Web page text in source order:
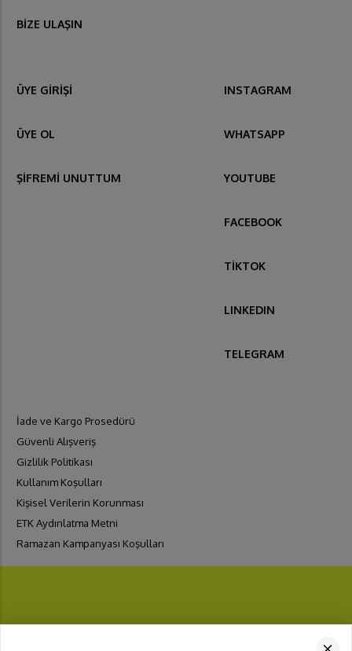
BİZE ULAŞIN
ÜYE GİRİŞİ
ÜYE OL
ŞİFREMİ UNUTTUM
INSTAGRAM
WHATSAPP
YOUTUBE
FACEBOOK
TİKTOK
LINKEDIN
TELEGRAM
İade ve Kargo Prosedürü
Güvenli Alışveriş
Gizlilik Politikası
Kullanım Koşulları
Kişisel Verilerin Korunması
ETK Aydınlatma Metni
Ramazan Kampanyası Koşulları